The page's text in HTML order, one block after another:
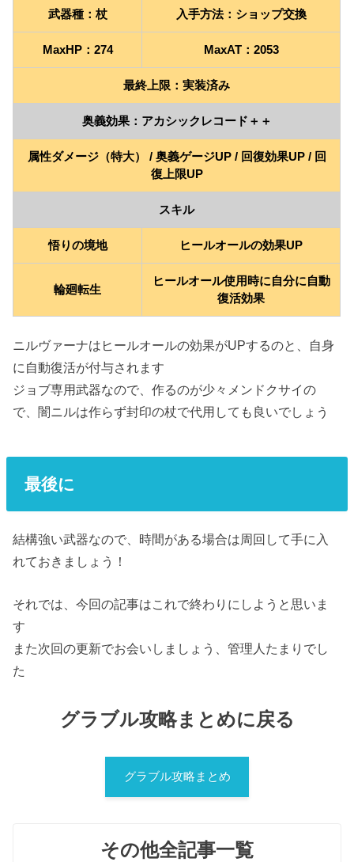
武器種：杖 入手方法：ショップ交換
MaxHP：274 MaxAT：2053
最終上限：実装済み
奥義効果：アカシックレコード＋＋
属性ダメージ（特大） / 奥義ゲージUP / 回復効果UP / 回
復上限UP
スキル
悟りの境地 ヒールオールの効果UP
輪廻転生
ヒールオール使用時に自分に自動
復活効果
ニルヴァーナはヒールオールの効果がUPするのと、自身
に自動復活が付与されます
ジョブ専用武器なので、作るのが少々メンドクサイの
で、闇ニルは作らず封印の杖で代用しても良いでしょう
最後に
結構強い武器なので、時間がある場合は周回して手に入
れておきましょう！
それでは、今回の記事はこれで終わりにしようと思いま
す
また次回の更新でお会いしましょう、管理人たまりでし
た
グラブル攻略まとめに戻る
グラブル攻略まとめ
その他全記事一覧